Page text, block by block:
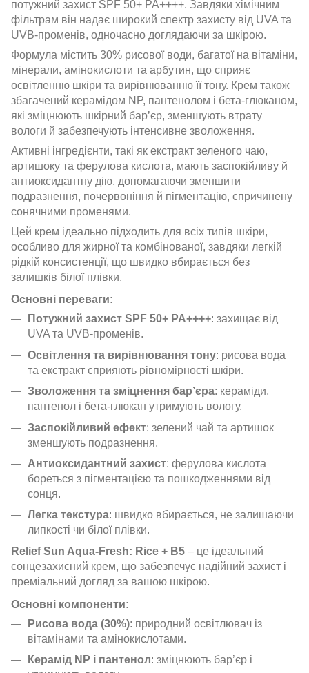
потужний захист SPF 50+ PA++++. Завдяки хімічним
фільтрам він надає широкий спектр захисту від UVA та
UVB-променів, одночасно доглядаючи за шкірою.
Формула містить 30% рисової води, багатої на вітаміни,
мінерали, амінокислоти та арбутин, що сприяє
освітленню шкіри та вирівнюванню її тону. Крем також
збагачений керамідом NP, пантенолом і бета-глюканом,
які зміцнюють шкірний бар’єр, зменшують втрату
вологи й забезпечують інтенсивне зволоження.
Активні інгредієнти, такі як екстракт зеленого чаю,
артишоку та ферулова кислота, мають заспокійливу й
антиоксидантну дію, допомагаючи зменшити
подразнення, почервоніння й пігментацію, спричинену
сонячними променями.
Цей крем ідеально підходить для всіх типів шкіри,
особливо для жирної та комбінованої, завдяки легкій
рідкій консистенції, що швидко вбирається без
залишків білої плівки.
Основні переваги:
Потужний захист SPF 50+ PA++++: захищає від
UVA та UVB-променів.
Освітлення та вирівнювання тону: рисова вода
та екстракт сприяють рівномірності шкіри.
Зволоження та зміцнення бар’єра: кераміди,
пантенол і бета-глюкан утримують вологу.
Заспокійливий ефект: зелений чай та артишок
зменшують подразнення.
Антиоксидантний захист: ферулова кислота
бореться з пігментацією та пошкодженнями від
сонця.
Легка текстура: швидко вбирається, не залишаючи
липкості чи білої плівки.
Relief Sun Aqua-Fresh: Rice + B5 – це ідеальний
сонцезахисний крем, що забезпечує надійний захист і
преміальний догляд за вашою шкірою.
Основні компоненти:
Рисова вода (30%): природний освітлювач із
вітамінами та амінокислотами.
Керамід NP і пантенол: зміцнюють бар’єр і